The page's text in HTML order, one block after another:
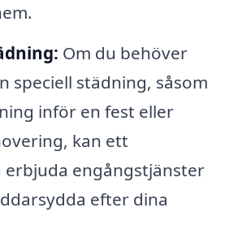
Om du behöver
speciell städning, såsom
inför en fest eller
kan ett
engångstjänster
efter dina